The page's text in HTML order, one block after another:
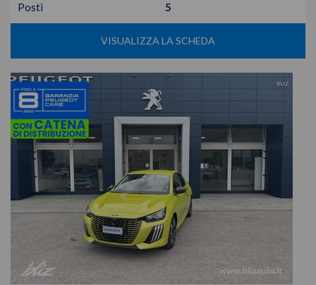
Posti
5
VISUALIZZA LA SCHEDA